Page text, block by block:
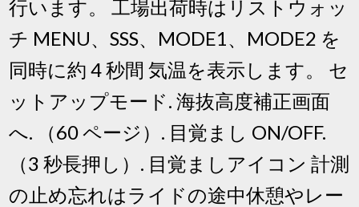
行います。 工場出荷時はリストウォッ
チ MENU、SSS、MODE1、MODE2 を
同時に約 4 秒間 気温を表示します。 セ
ットアップモード. 海抜高度補正画面
へ. （60 ページ）. 目覚まし ON/OFF.
（3 秒長押し）. 目覚ましアイコン 計測
の止め忘れはライドの途中休憩やレー